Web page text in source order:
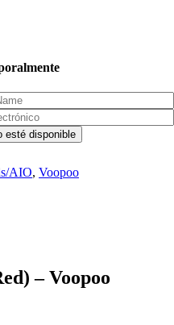
AIO, Voopoo
– Voopoo